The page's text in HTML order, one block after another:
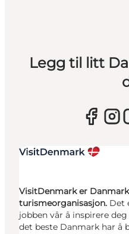
Legg til litt
VisitDenmark er
turismeorganisasjon. Det
jobben vår å inspirere
det beste Danmark har å